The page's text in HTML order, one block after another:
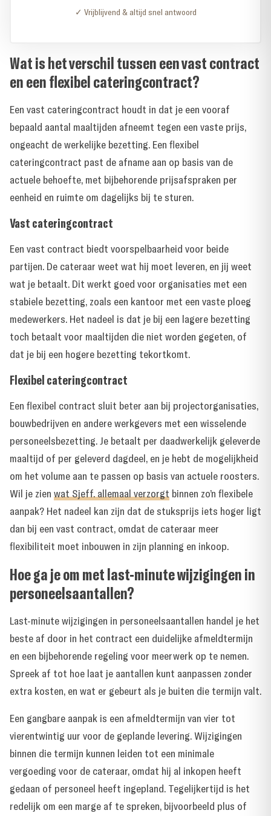
✓ Vrijblijvend & altijd snel antwoord
Wat is het verschil tussen een vast contract
en een flexibel cateringcontract?
Een vast cateringcontract houdt in dat je een vooraf
bepaald aantal maaltijden afneemt tegen een vaste prijs,
ongeacht de werkelijke bezetting. Een flexibel
cateringcontract past de afname aan op basis van de
actuele behoefte, met bijbehorende prijsafspraken per
eenheid en ruimte om dagelijks bij te sturen.
Vast cateringcontract
Een vast contract biedt voorspelbaarheid voor beide
partijen. De cateraar weet wat hij moet leveren, en jij weet
wat je betaalt. Dit werkt goed voor organisaties met een
stabiele bezetting, zoals een kantoor met een vaste ploeg
medewerkers. Het nadeel is dat je bij een lagere bezetting
toch betaalt voor maaltijden die niet worden gegeten, of
dat je bij een hogere bezetting tekortkomt.
Flexibel cateringcontract
Een flexibel contract sluit beter aan bij projectorganisaties,
bouwbedrijven en andere werkgevers met een wisselende
personeelsbezetting. Je betaalt per daadwerkelijk geleverde
maaltijd of per geleverd dagdeel, en je hebt de mogelijkheid
om het volume aan te passen op basis van actuele roosters.
Wil je zien wat Sjeff. allemaal verzorgt binnen zo’n flexibele
aanpak? Het nadeel kan zijn dat de stuksprijs iets hoger ligt
dan bij een vast contract, omdat de cateraar meer
flexibiliteit moet inbouwen in zijn planning en inkoop.
Hoe ga je om met last-minute wijzigingen in
personeelsaantallen?
Last-minute wijzigingen in personeelsaantallen handel je het
beste af door in het contract een duidelijke afmeldtermijn
en een bijbehorende regeling voor meerwerk op te nemen.
Spreek af tot hoe laat je aantallen kunt aanpassen zonder
extra kosten, en wat er gebeurt als je buiten die termijn valt.
Een gangbare aanpak is een afmeldtermijn van vier tot
vierentwintig uur voor de geplande levering. Wijzigingen
binnen die termijn kunnen leiden tot een minimale
vergoeding voor de cateraar, omdat hij al inkopen heeft
gedaan of personeel heeft ingepland. Tegelijkertijd is het
redelijk om een marge af te spreken, bijvoorbeeld plus of